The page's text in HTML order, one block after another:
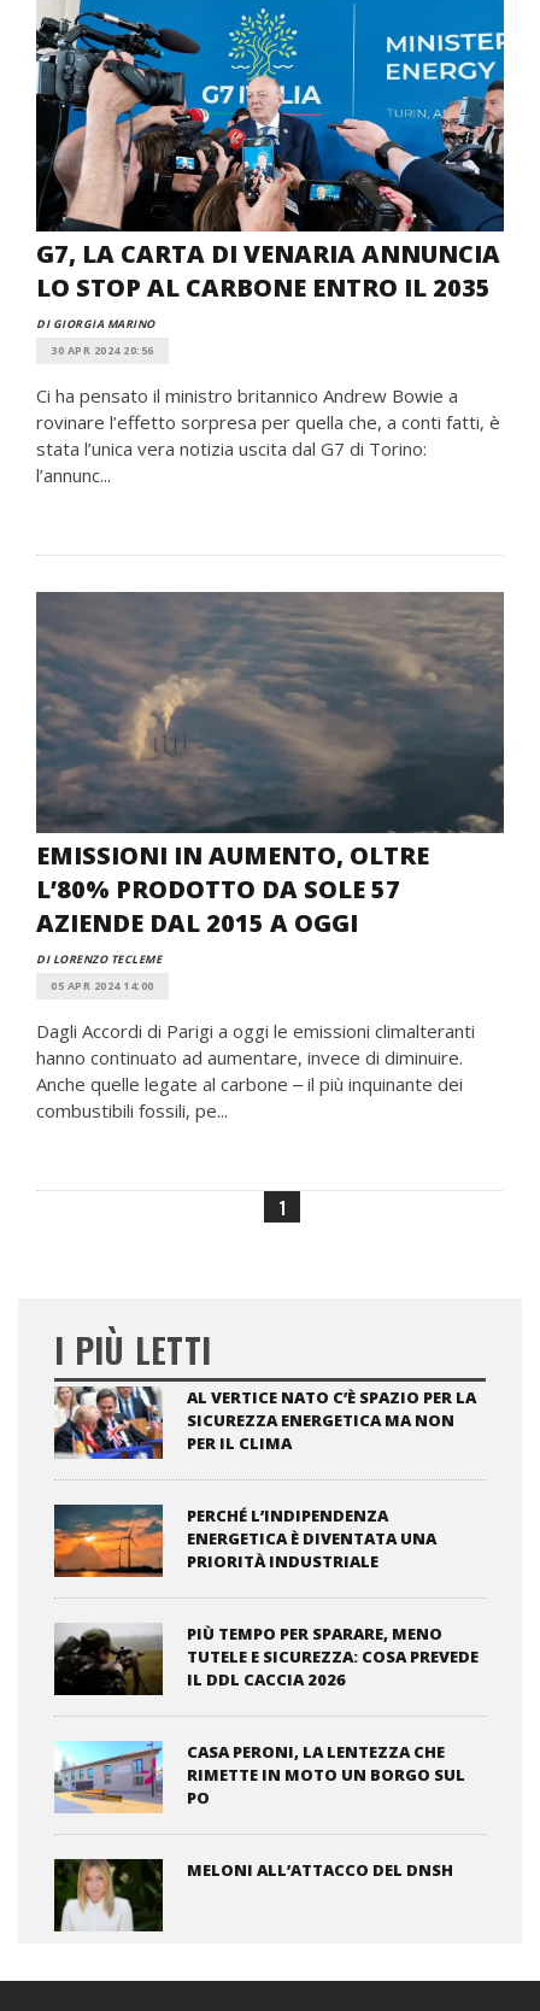
G7, LA CARTA DI VENARIA ANNUNCIA
LO STOP AL CARBONE ENTRO IL 2035
DI GIORGIA MARINO
30 APR 2024 20:56
Ci ha pensato il ministro britannico Andrew Bowie a
rovinare l’effetto sorpresa per quella che, a conti fatti, è
stata l’unica vera notizia uscita dal G7 di Torino:
l’annunc...
EMISSIONI IN AUMENTO, OLTRE
L’80% PRODOTTO DA SOLE 57
AZIENDE DAL 2015 A OGGI
DI LORENZO TECLEME
05 APR 2024 14:00
Dagli Accordi di Parigi a oggi le emissioni climalteranti
hanno continuato ad aumentare, invece di diminuire.
Anche quelle legate al carbone ‒ il più inquinante dei
combustibili fossili, pe...
1
I PIÙ LETTI
AL VERTICE NATO C’È SPAZIO PER LA
SICUREZZA ENERGETICA MA NON
PER IL CLIMA
PERCHÉ L’INDIPENDENZA
ENERGETICA È DIVENTATA UNA
PRIORITÀ INDUSTRIALE
PIÙ TEMPO PER SPARARE, MENO
TUTELE E SICUREZZA: COSA PREVEDE
IL DDL CACCIA 2026
CASA PERONI, LA LENTEZZA CHE
RIMETTE IN MOTO UN BORGO SUL
PO
MELONI ALL’ATTACCO DEL DNSH